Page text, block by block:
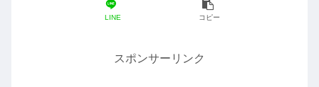
LINE コピー
スポンサーリンク